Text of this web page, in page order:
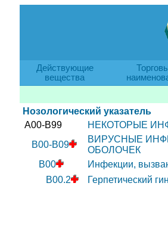
Действующие
вещества
Нозологический указатель
A00-B99
НЕКОТОРЫЕ
B00-B09
ВИРУСНЫЕ
ОБОЛОЧЕК
B00
Инфекции,
B00.2
Герпетический